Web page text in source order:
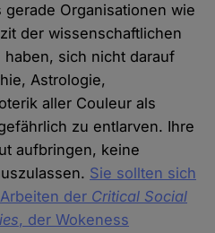
Organisationen wie
der wissenschaftlichen
sich nicht darauf
Astrologie,
aller Couleur als
zu entlarven. Ihre
aufbringen, keine
Sie sollten sich
der Critical Social
, der Wokeness